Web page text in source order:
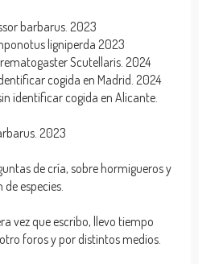
barbarus. 2023
ligniperda 2023
Scutellaris. 2024
cogida en Madrid. 2024
identificar cogida en Alicante.
2023
de cría, sobre hormigueros y
especies.
vez que escribo, llevo tiempo
foros y por distintos medios.